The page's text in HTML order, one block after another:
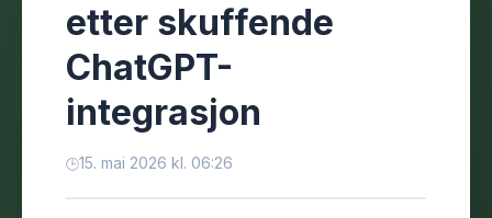
etter skuffende
ChatGPT-
integrasjon
15. mai 2026 kl. 06:26